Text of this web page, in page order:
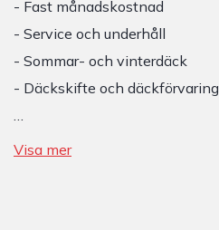
- Fast månadskostnad
- Service och underhåll
- Sommar- och vinterdäck
- Däckskifte och däckförvaring
…
Visa mer